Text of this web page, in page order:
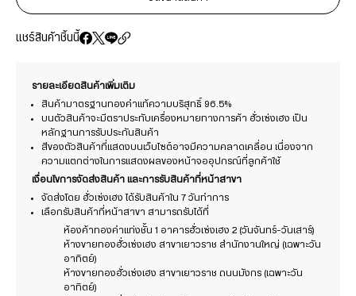
แชร์สินค้าชิ้นนี้
รายละเอียดสินค้าเพิ่มเติม
สินค้ามาตรฐานทองคำแท้ความบริสุทธิ์ 96.5%
บนตัวสินค้าจะมีตราประทับเครื่องหมายทางการค้า ฮั่วเซ่งเฮง เป็น
หลักฐานการรับประกันสินค้า
สีของตัวสินค้าที่แสดงบนเว็บไซต์อาจมีความคลาดเคลื่อน เนื่องจาก
ความแตกต่างในการแสดงผลของหน้าจออุปกรณ์ที่ลูกค้าใช้
เงื่อนไขการจัดส่งสินค้า และการรับสินค้าที่หน้าสาขา
จัดส่งโดย ฮั่วเซ่งเฮง ได้รับสินค้าใน 7 วันทำการ
เลือกรับสินค้าที่หน้าสาขา สามารถรับได้ที่
ห้องค้าทองคำแท่งชั้น 1 อาคารฮั่วเซ่งเฮง 2 (วันจันทร์-วันเสาร์)
ห้างขายทองฮั่วเซ่งเฮง สาขาเยาวราช สำนักงานใหญ่ (เฉพาะวัน
อาทิตย์)
ห้างขายทองฮั่วเซ่งเฮง สาขาเยาวราช ถนนมังกร (เฉพาะวัน
อาทิตย์)